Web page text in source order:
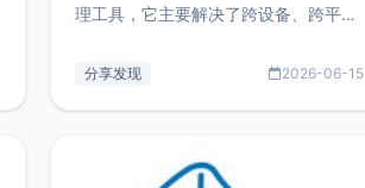
理工具，它主要解决了跨设备、跨平
做到一处部署、随处访问。同时，它还
量级： 使用Bun + Hono.js
分享发现 2026-06-15